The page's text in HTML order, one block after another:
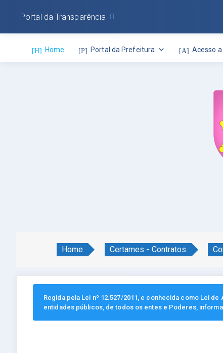
Home Portal da Prefeitura Acesso
Portal da Transparência
Home Certames - Contratos
Regida pela Lei nº 12.527/2011, e conhecida como Lei
entidades públicos, de todos os entes e Poderes,